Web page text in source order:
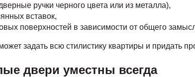
ручки черного цвета или из металла),
вставок,
поверхностей в зависимости от общего
задать всю стилистику квартиры и придать
двери уместны всегда